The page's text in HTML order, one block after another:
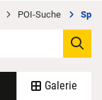
POI-Suche
Galerie